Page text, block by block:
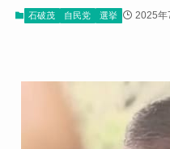
石破茂 自民党 選挙 2025年